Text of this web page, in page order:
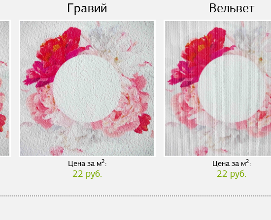
Гравий
Цена за м2:
22 руб.
Вельвет
Цена за м2:
22 руб.